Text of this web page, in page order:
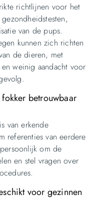
richtlijnen voor het
van de pups.
kunnen zich richten
de dieren, met
weinig aandacht voor
betrouwbaar
van erkende
referenties van eerdere
om de
en stel vragen over
voor gezinnen